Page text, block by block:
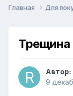
Главная Для
Трещина
Автор:
9